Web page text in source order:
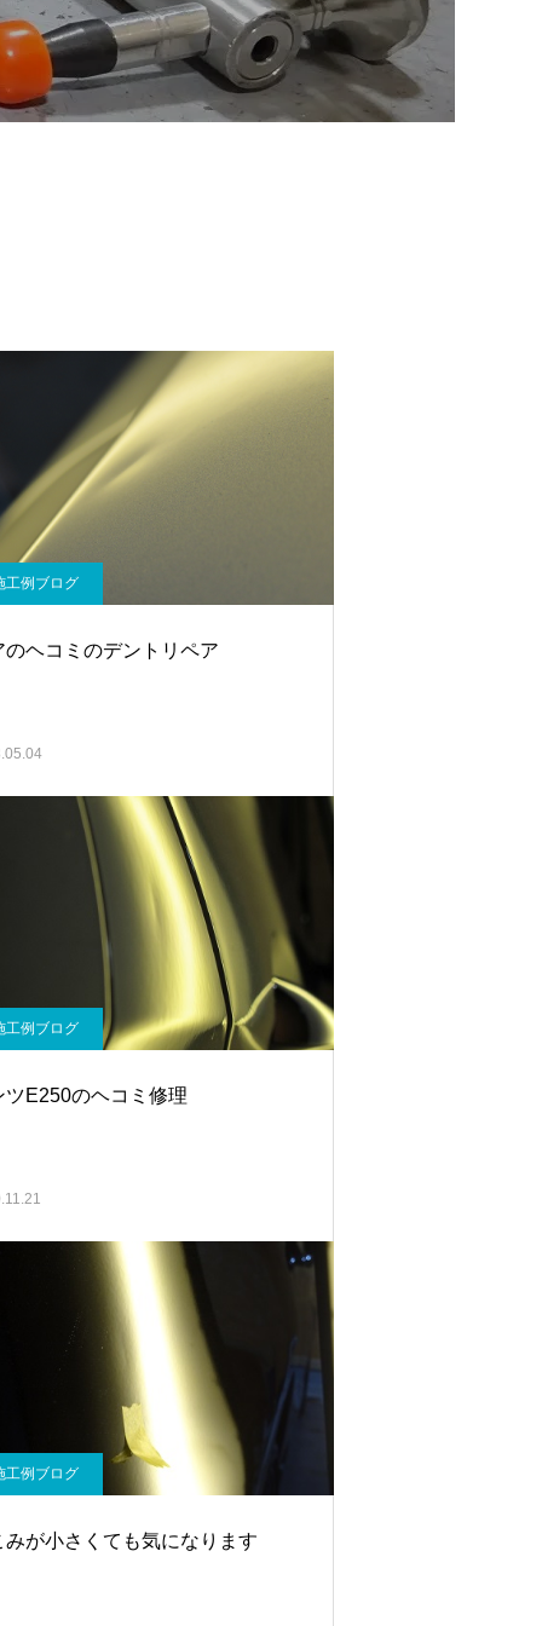
工例ブログ
のヘコミのデントリペア
工例ブログ
ツE250のヘコミ修理
工例ブログ
みが小さくても気になります